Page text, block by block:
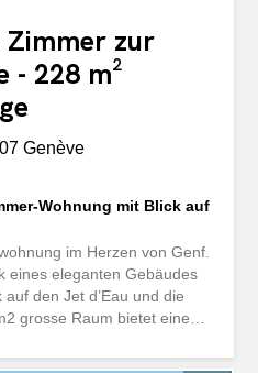
Zimmer zur
- 228 m²
Genève
Wohnung mit Blick auf
im Herzen von Genf.
eines eleganten Gebäudes
den Jet d’Eau und die
grosse Raum bietet einen
elegante Empfänge